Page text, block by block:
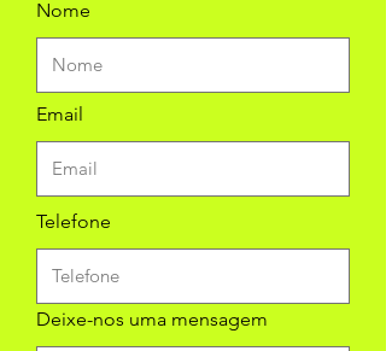
Nome
Email
Telefone
Deixe-nos uma mensagem